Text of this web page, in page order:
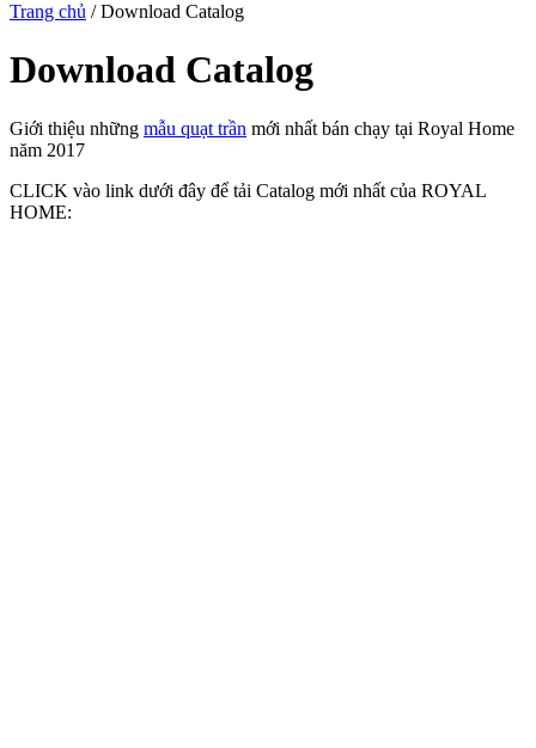
Trang chủ /Download Catalog
Download Catalog
Giới thiệu những mẫu quạt trần mới nhất bán chạy tại Royal Home
năm 2017
CLICK vào link dưới đây để tải Catalog mới nhất của ROYAL
HOME: